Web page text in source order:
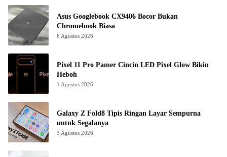
Asus Googlebook CX9406 Bocor Bukan
Chromebook Biasa
6 Agustus 2026
Pixel 11 Pro Pamer Cincin LED Pixel Glow Bikin
Heboh
1 Agustus 2026
Galaxy Z Fold8 Tipis Ringan Layar Sempurna
untuk Segalanya
3 Agustus 2026